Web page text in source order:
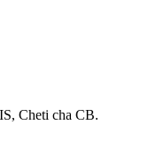
Cheti cha CB.